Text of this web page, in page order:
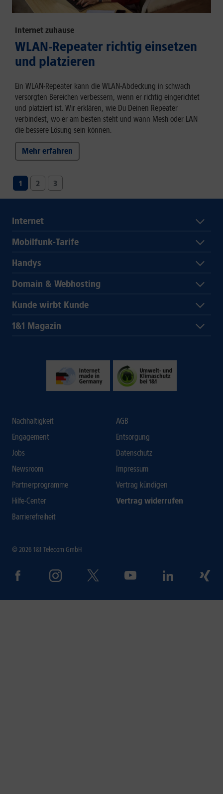
Internet zuhause
WLAN-Repeater richtig einsetzen
und platzieren
Ein WLAN-Repeater kann die WLAN-Abdeckung in schwach
versorgten Bereichen verbessern, wenn er richtig eingerichtet
und platziert ist. Wir erklären, wie Du Deinen Repeater
verbindest, wo er am besten steht und wann Mesh oder LAN
die bessere Lösung sein können.
Mehr erfahren
1 2 3
Internet
Mobilfunk-Tarife
Handys
Domain & Webhosting
Kunde wirbt Kunde
1&1 Magazin
Nachhaltigkeit
Engagement
Jobs
Newsroom
Partnerprogramme
Hilfe-Center
Barrierefreiheit
AGB
Entsorgung
Datenschutz
Impressum
Vertrag kündigen
Vertrag widerrufen
© 2026 1&1 Telecom GmbH